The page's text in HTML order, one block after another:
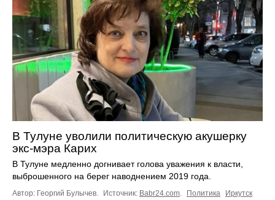
В Тулуне уволили политическую акушерку
экс-мэра Карих
В Тулуне медленно догнивает голова уважения к власти,
выброшенного на берег наводнением 2019 года.
Автор: Георгий Булычев. Источник: Babr24.com. Политика
Иркутск